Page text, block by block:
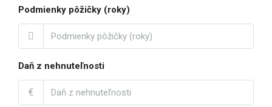
Podmienky pôžičky (roky)
Daň z nehnuteľnosti
€